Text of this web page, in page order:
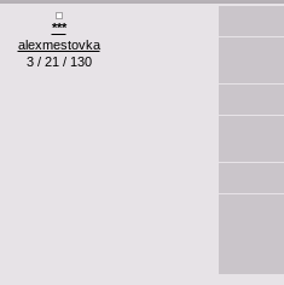
***
alexmestovka
3 / 21 / 130